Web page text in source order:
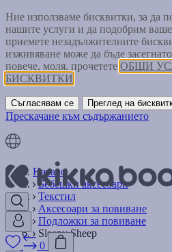
Ние използваме бисквитки, за да
нашите услуги и да подобрим
приемете незадължителните
изживяване може да бъде
повече, моля, прочетете ОБЩИ
БИСКВИТКИ
Съгласявам се Преглед на
Прескачане към съдържанието
0
Начало
Бебешки аксесоари
Текстил
Аксесоари за повиване
Подложки за повиване
Sleepy Sheep